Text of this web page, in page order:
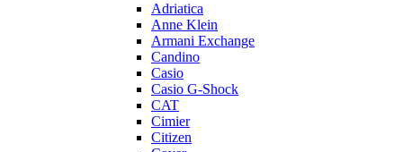
Adriatica
Anne Klein
Armani Exchange
Candino
Casio
Casio G-Shock
CAT
Cimier
Citizen